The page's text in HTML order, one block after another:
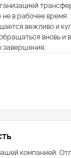
в рабочее
вежливо и
вновь и
завершения.
компанией.